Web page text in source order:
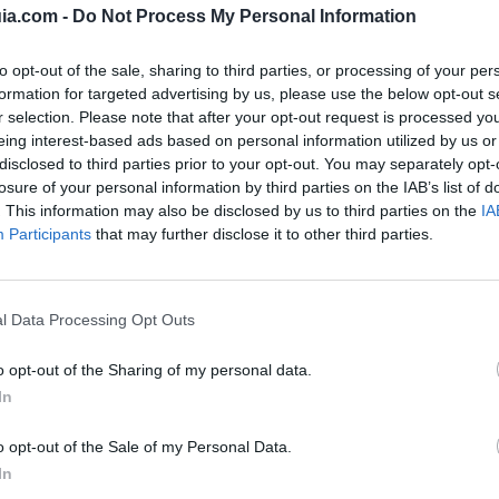
- Do Not Process My Personal Information
opt-out of the sale, sharing to third parties, or processing of your
for targeted advertising by us, please use the below opt-out
selection. Please note that after your opt-out request is processed
interest-based ads based on personal information utilized by us
to third parties prior to your opt-out. You may separately
of your personal information by third parties on the IAB’s list of
This information may also be disclosed by us to third parties on the
Participants that may further disclose it to other third parties.
Data Processing Opt Outs
opt-out of the Sharing of my personal data.
opt-out of the Sale of my Personal Data.
con un equipo
formados de
son capaces de
en un breve
garantías.
de brezo
Web
Datos
Clemente Cabero
CIF: